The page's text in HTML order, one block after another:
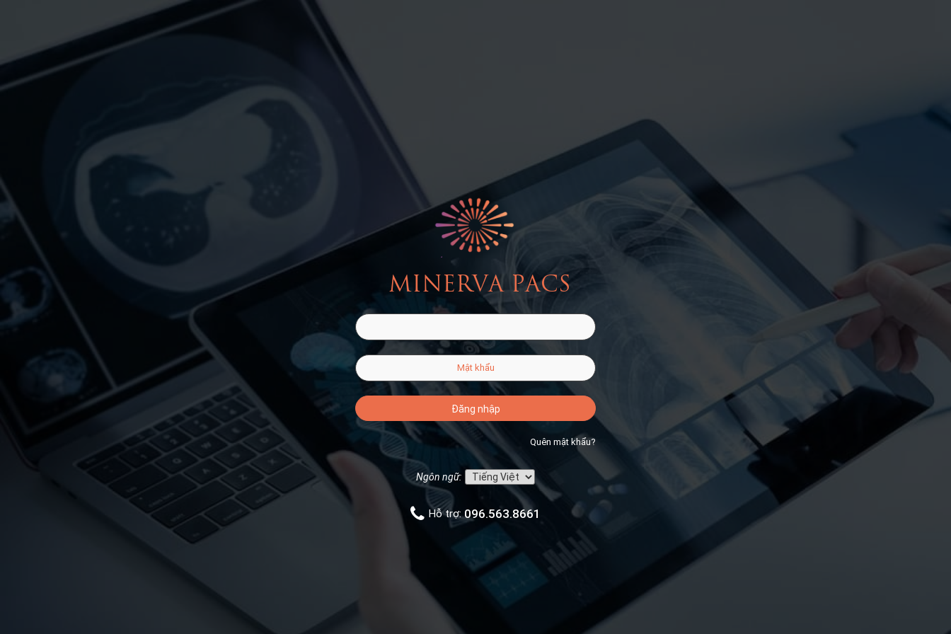
MINERVA PACS
Đăng nhập
Quên mật khẩu?
Ngôn ngữ:
Hỗ trợ: 096.563.8661